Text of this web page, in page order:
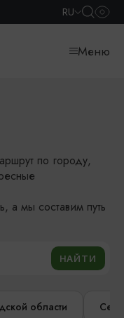
RU
Меню
по городу,
а мы составим путь
области